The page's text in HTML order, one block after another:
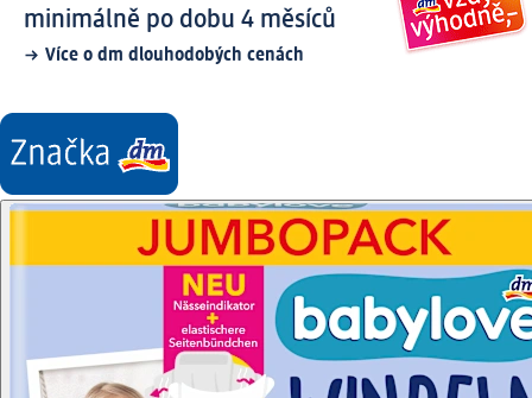
minimálně po dobu 4 měsíců
Více o dm dlouhodobých cenách